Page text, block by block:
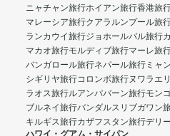
ニャチャン旅行ホイアン旅行香港旅
マレーシア旅行クアラルンプール旅
ランカウイ旅行ジョホールバル旅行
マカオ旅行モルディブ旅行マーレ旅
バンガロール旅行ネパール旅行 ミャ
シギリヤ旅行コロンボ旅行ヌワラエ
ラオス旅行ルアンパバーン旅行モン
ブルネイ旅行バンダルスリブガワン
キルギス旅行カザフスタン旅行デリ
ハワイ・グアム・サイパン